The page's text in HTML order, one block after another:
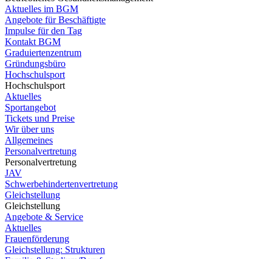
Aktuelles im BGM
Angebote für Beschäftigte
Impulse für den Tag
Kontakt BGM
Graduiertenzentrum
Gründungsbüro
Hochschulsport
Hochschulsport
Aktuelles
Sportangebot
Tickets und Preise
Wir über uns
Allgemeines
Personalvertretung
Personalvertretung
JAV
Schwerbehindertenvertretung
Gleichstellung
Gleichstellung
Angebote & Service
Aktuelles
Frauenförderung
Gleichstellung: Strukturen